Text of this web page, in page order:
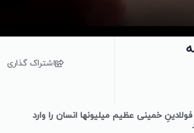
اشتراک گذاری
خمینی عظیم میلیونها انسان را وارد